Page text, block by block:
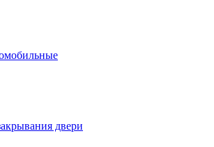
двери